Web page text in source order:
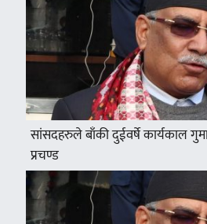
सांसदहरुले बाँकी दुईवर्षे कार्यकाल
प्रचण्ड